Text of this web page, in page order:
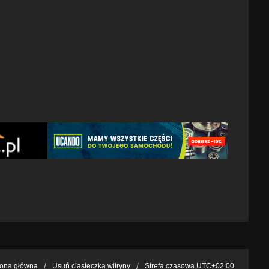
główna Usuń ciasteczka witryny Strefa czasowa UTC+02:00